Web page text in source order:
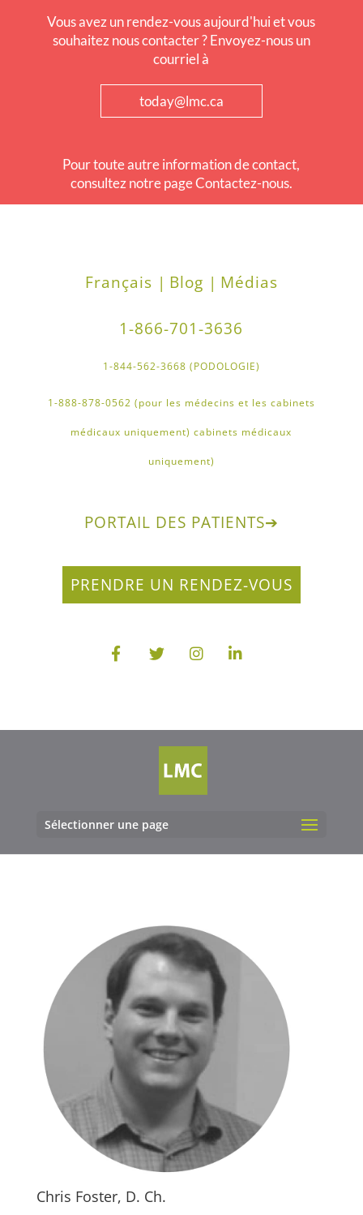
Vous avez un rendez-vous aujourd'hui et vous
souhaitez nous contacter ? Envoyez-nous un
courriel à
today@lmc.ca
Pour toute autre information de contact,
consultez notre page Contactez-nous.
Français | Blog | Médias
1-866-701-3636
1-844-562-3668 (PODOLOGIE)
1-888-878-0562 (pour les médecins et les cabinets
médicaux uniquement) cabinets médicaux
uniquement)
PORTAIL DES PATIENTS➔
PRENDRE UN RENDEZ-VOUS
Sélectionner une page
Chris Foster, D. Ch.